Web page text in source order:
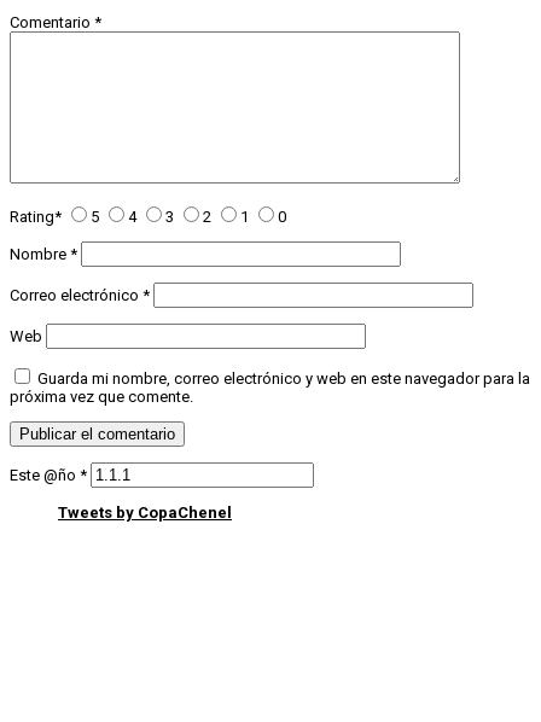
Comentario *
Rating* 5 4 3 2 1 0
Nombre *
Correo electrónico *
Web
Guarda mi nombre, correo electrónico y web en este navegador para la
próxima vez que comente.
Este @ño *
Tweets by CopaChenel